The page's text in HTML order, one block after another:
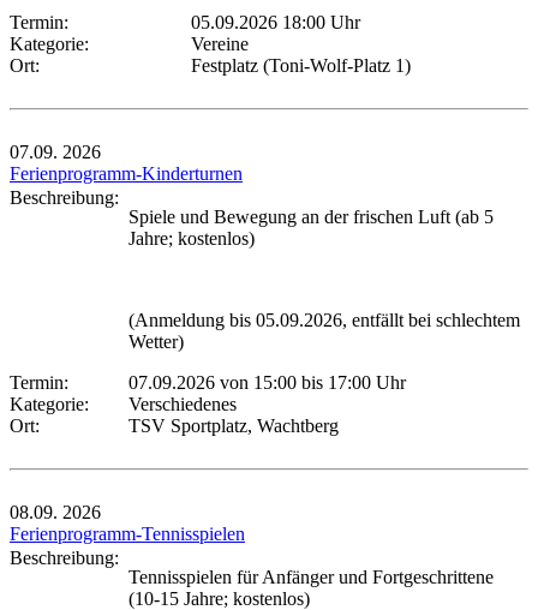
Termin:
05.09.2026 18:00 Uhr
Kategorie:
Vereine
Ort:
Festplatz (Toni-Wolf-Platz 1)
07.09. 2026
Ferienprogramm-Kinderturnen
Beschreibung:
Spiele und Bewegung an der frischen Luft (ab 5
Jahre; kostenlos)
(Anmeldung bis 05.09.2026, entfällt bei schlechtem
Wetter)
Termin:
07.09.2026 von 15:00 bis 17:00 Uhr
Kategorie:
Verschiedenes
Ort:
TSV Sportplatz, Wachtberg
08.09. 2026
Ferienprogramm-Tennisspielen
Beschreibung:
Tennisspielen für Anfänger und Fortgeschrittene
(10-15 Jahre; kostenlos)